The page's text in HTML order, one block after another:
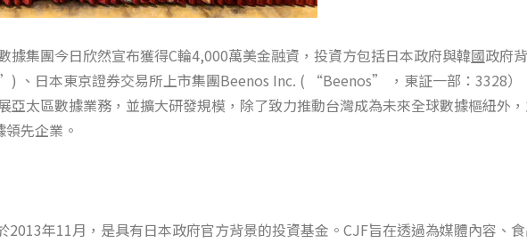
據集團今日欣然宣布獲得C輪4,000萬美金融資，投資方包括日本政府與韓國政府
、日本東京證券交易所上市集團Beenos Inc. ( “Beenos” ，東証一部：3328）
亞太區數據業務，並擴大研發規模，除了致力推動台灣成為未來全球數據樞紐外
先企業。
2013年11月，是具有日本政府官方背景的投資基金。CJF旨在透過為媒體內容、